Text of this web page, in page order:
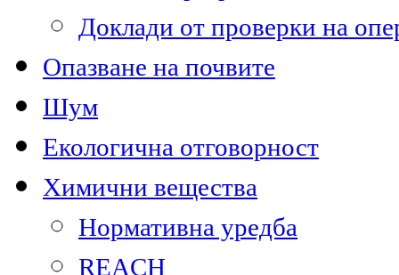
Доклади от проверки на
Опазване на почвите
Шум
Екологична отговорност
Химични вещества
Нормативна уредба
REACH